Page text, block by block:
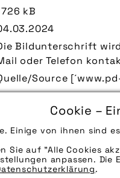
Cookie –
Einige von ihnen sind
Sie auf "Alle Cookies
anpassen.
.
kB
Bildunterschrift
oder Telefon
Source
zur weiteren
Modellname: Kid Vaaya
Croozer
,e-bike,fahrer
,